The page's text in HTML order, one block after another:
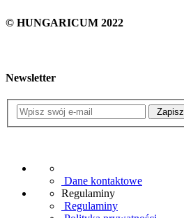
© HUNGARICUM 2022
Newsletter
Zapisz
Dane kontaktowe
Regulaminy
Regulaminy